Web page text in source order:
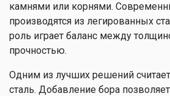
камнями или корнями.
производятся из легированных
роль играет баланс между
прочностью.
Одним из лучших решений
сталь. Добавление бора